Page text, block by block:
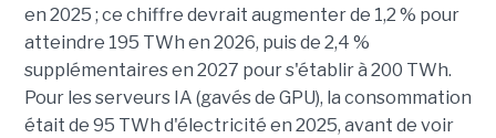
en 2025 ; ce chiffre devrait augmenter de 1,2 % pour
atteindre 195 TWh en 2026, puis de 2,4 %
supplémentaires en 2027 pour s'établir à 200 TWh.
Pour les serveurs IA (gavés de GPU), la consommation
était de 95 TWh d'électricité en 2025, avant de voir